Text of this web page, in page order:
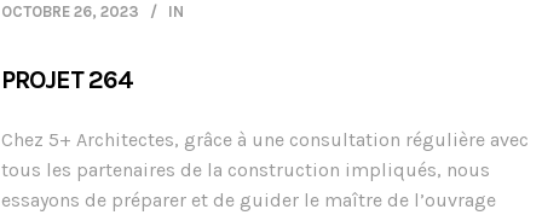
OCTOBRE 26, 2023 IN
PROJET 264
Chez 5+ Architectes, grâce à une consultation régulière avec
tous les partenaires de la construction impliqués, nous
essayons de préparer et de guider le maître de l’ouvrage